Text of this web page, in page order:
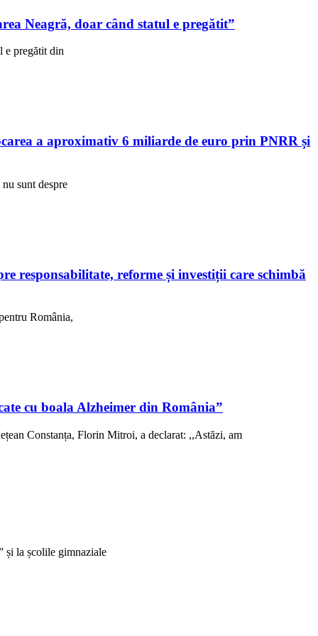
Neagră, doar când statul e pregătit”
e pregătit din
a aproximativ 6 miliarde de euro prin PNRR și
sunt despre
responsabilitate, reforme și investiții care schimbă
România,
cu boala Alzheimer din România”
Constanța, Florin Mitroi, a declarat: ,,Astăzi, am
și la școlile gimnaziale